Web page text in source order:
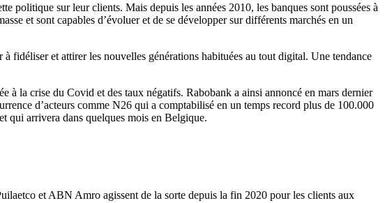
politique sur leur clients. Mais depuis les années 2010, les banques sont poussées à
et sont capables d’évoluer et de se développer sur différents marchés en un
fidéliser et attirer les nouvelles générations habituées au tout digital. Une tendance
à la crise du Covid et des taux négatifs. Rabobank a ainsi annoncé en mars dernier
d’acteurs comme N26 qui a comptabilisé en un temps record plus de 100.000
qui arrivera dans quelques mois en Belgique.
et ABN Amro agissent de la sorte depuis la fin 2020 pour les clients aux